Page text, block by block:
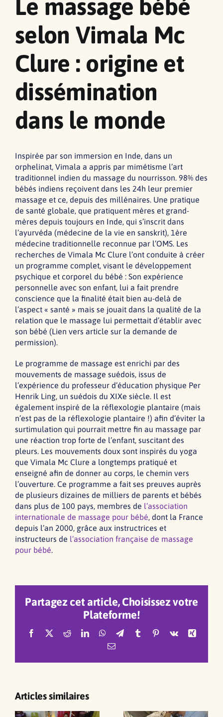
Le massage bébé
selon Vimala Mc
Clure : origine et
dissémination
dans le monde
Inspirée par son immersion en Inde, dans un
orphelinat, Vimala a appris par mimétisme l’art
traditionnel indien du massage du nourrisson. 98% des
bébés indiens reçoivent dans les 24h leur premier
massage et ce, depuis des millénaires. Une pratique
de santé globale, que pratiquent mères et grand-
mères depuis toujours en Inde, qui s’inscrit dans
l’ayurvéda (médecine de la vie en sanskrit), 1ère
médecine traditionnelle reconnue par l’OMS. Les
recherches de Vimala Mc Clure l’ont conduite à créer
un programme complet, visant le développement
psychique et corporel du bébé : Son expérience
personnelle avec son enfant, lui a fait prendre
conscience que la finalité était bien au-delà de
l’aspect « santé » mais se jouait dans la qualité de la
relation que le massage lui permettait d’établir avec
son bébé (Lien vers article sur la demande de
permission).
Le programme de massage est enrichi par des
mouvements de massage suédois, issus de
l’expérience du professeur d’éducation physique Per
Henrik Ling, un suédois du XIXe siècle. Il est
également inspiré de la réflexologie plantaire (mais
n’est pas de la réflexologie plantaire !) afin d’éviter la
surtimulation qui pourrait mettre fin au massage par
une réaction trop forte de l’enfant, suscitant des
pleurs. Les mouvements doux sont inspirés du yoga
que Vimala Mc Clure a longtemps pratiqué et
enseigné afin de donner au corps, le chemin vers
l’ouverture. Ce programme a fait ses preuves auprès
de plusieurs dizaines de milliers de parents et bébés
dans plus de 100 pays, membres de l’association
internationale de massage pour bébé, dont la France
depuis l’an 2000, grâce aux instructrices et
instructeurs de l’association française de massage
pour bébé.
Partagez cet article, Choisissez votre
Plateforme!
Facebook
X RedditLinkedInWhatsApp
TelegramTumblrPinterest
Vk
Xing
Email
Articles similaires